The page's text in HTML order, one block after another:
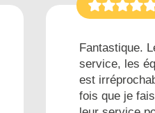
Fantastique.
service, les
est
fois que je